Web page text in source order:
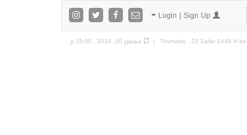
Thursday , 22 Safar 1448 H as سبتمبر 10, 2018 , 15:00 م